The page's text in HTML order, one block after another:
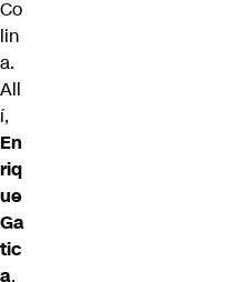
Co
lin
a.
All
í,
En
riq
ue
Ga
tic
a,